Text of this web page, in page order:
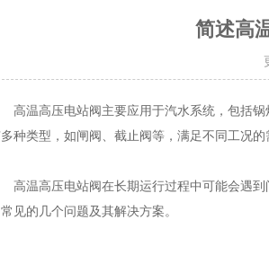
简述高
温高压电站阀主要应用于汽水系统，包括锅
种类型，如闸阀、截止阀等，满足不同工况的
高温高压电站阀在长期运行过程中可能会遇
见的几个问题及其解决方案。